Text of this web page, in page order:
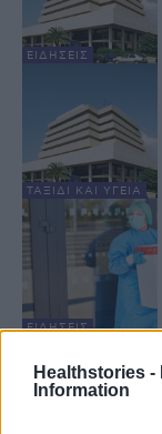
Healthstories -
Information
ΕΙΔΉΣΕΙΣ
ΤΑΞΊΔΙ ΚΑΙ ΥΓΕΊΑ
ΕΙΔΉΣΕΙΣ